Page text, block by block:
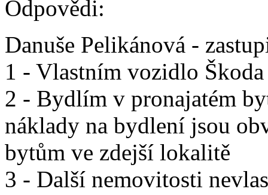
Odpovědi:
Danuše Pelikánová -
1 - Vlastním vozidlo Škoda
2 - Bydlím v pronajatém
náklady na bydlení jsou
bytům ve zdejší lokalitě
3 - Další nemovitosti